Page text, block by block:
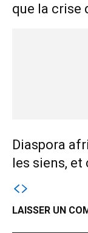
que la crise
Diaspora
les siens,
LAISSER UN